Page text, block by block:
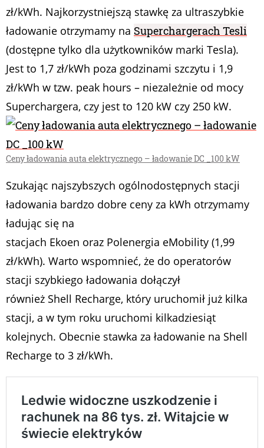
zł/kWh. Najkorzystniejszą stawkę za ultraszybkie
ładowanie otrzymamy na Superchargerach Tesli
(dostępne tylko dla użytkowników marki Tesla).
Jest to 1,7 zł/kWh poza godzinami szczytu i 1,9
zł/kWh w tzw. peak hours – niezależnie od mocy
Superchargera, czy jest to 120 kW czy 250 kW.
Ceny ładowania auta elektrycznego – ładowanie DC _100 kW
Szukając najszybszych ogólnodostępnych stacji
ładowania bardzo dobre ceny za kWh otrzymamy
ładując się na
stacjach Ekoen oraz Polenergia eMobility (1,99
zł/kWh). Warto wspomnieć, że do operatorów
stacji szybkiego ładowania dołączył
również Shell Recharge, który uruchomił już kilka
stacji, a w tym roku uruchomi kilkadziesiąt
kolejnych. Obecnie stawka za ładowanie na Shell
Recharge to 3 zł/kWh.